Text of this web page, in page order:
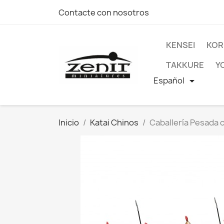
Contacte con nosotros
KENSEI
TAKKURE
Español 
Inicio Katai Chinos Caballería Pesada